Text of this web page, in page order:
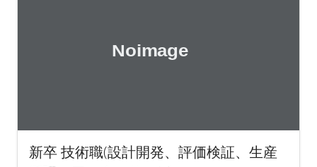
新卒 技術職(設計開発、評価検証、生産